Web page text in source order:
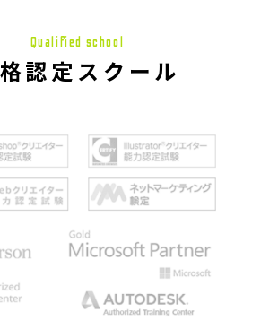
Qualified school
認定スクール